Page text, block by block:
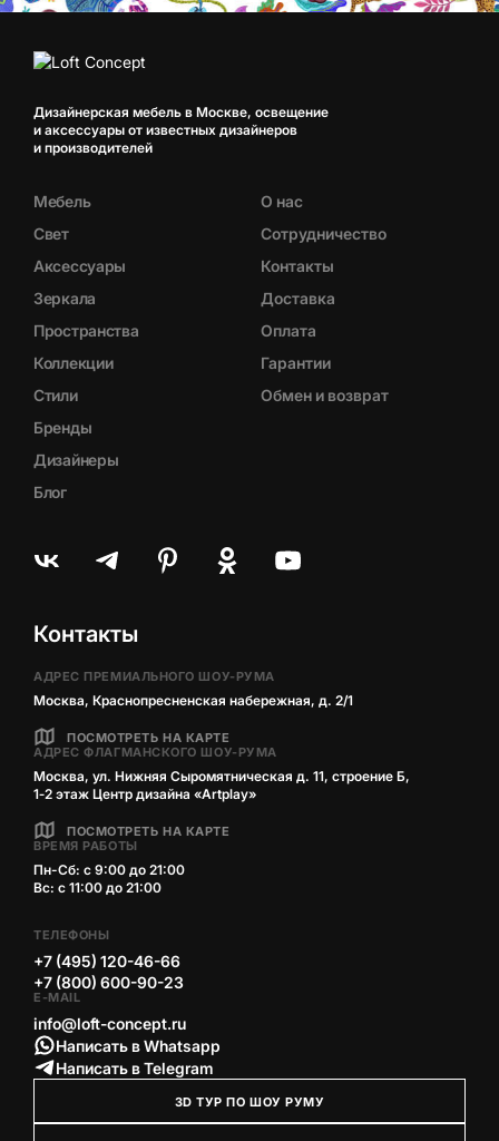
Дизайнерская мебель в Москве, освещение
и аксессуары от известных дизайнеров
и производителей
Мебель
Свет
Аксессуары
Зеркала
Пространства
Коллекции
Стили
Бренды
Дизайнеры
Блог
О нас
Сотрудничество
Контакты
Доставка
Оплата
Гарантии
Обмен и возврат
Контакты
АДРЕС ПРЕМИАЛЬНОГО ШОУ-РУМА
Москва, Краснопресненская набережная, д. 2/1
ПОСМОТРЕТЬ НА КАРТЕ
АДРЕС ФЛАГМАНСКОГО ШОУ-РУМА
Москва, ул. Нижняя Сыромятническая д. 11, строение Б,
1‑2 этаж Центр дизайна «Artplay»
ПОСМОТРЕТЬ НА КАРТЕ
ВРЕМЯ РАБОТЫ
Пн-Сб: с 9:00 до 21:00
Вс: с 11:00 до 21:00
ТЕЛЕФОНЫ
+7 (495) 120-46-66
+7 (800) 600-90-23
E-MAIL
info@loft-concept.ru
Написать в Whatsapp
Написать в Telegram
3D ТУР ПО ШОУ РУМУ